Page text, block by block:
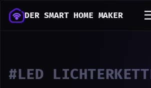
DER SMART HOME MAKER
#LED